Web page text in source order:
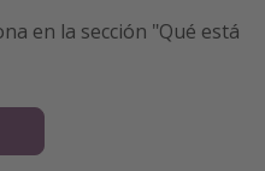
en la sección "Qué está